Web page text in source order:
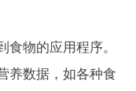
物的应用程序。
养数据，如各种食